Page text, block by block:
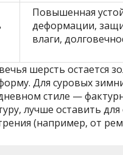
Повышенная
деформации,
влаги,
шерсть остается
Для суровых
стиле —
лучше оставить
(например, от